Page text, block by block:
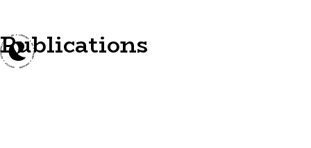
Publications